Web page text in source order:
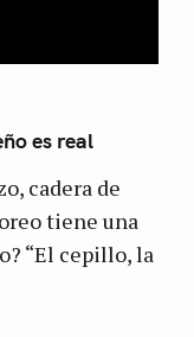
es real
cadera de
tiene una
“El cepillo, la